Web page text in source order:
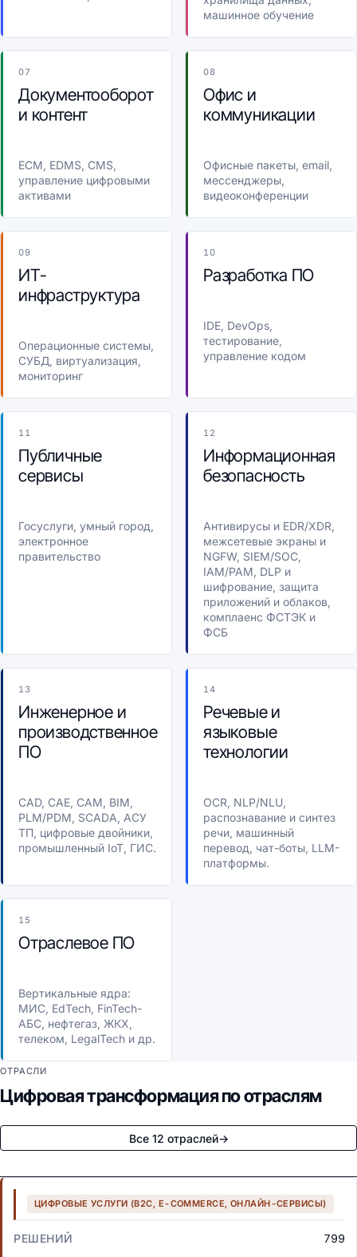
машинное обучение
07
Документооборот
и контент
ECM, EDMS, CMS,
управление цифровыми
активами
08
Офис и
коммуникации
Офисные пакеты, email,
мессенджеры,
видеоконференции
09
ИТ-
инфраструктура
Операционные системы,
СУБД, виртуализация,
мониторинг
10
Разработка ПО
IDE, DevOps,
тестирование,
управление кодом
11
Публичные
сервисы
Госуслуги, умный город,
электронное
правительство
12
Информационная
безопасность
Антивирусы и EDR/XDR,
межсетевые экраны и
NGFW, SIEM/SOC,
IAM/PAM, DLP и
шифрование, защита
приложений и облаков,
комплаенс ФСТЭК и
ФСБ
13
Инженерное и
производственное
ПО
CAD, CAE, CAM, BIM,
PLM/PDM, SCADA, АСУ
ТП, цифровые двойники,
промышленный IoT, ГИС.
14
Речевые и
языковые
технологии
OCR, NLP/NLU,
распознавание и синтез
речи, машинный
перевод, чат-боты, LLM-
платформы.
15
Отраслевое ПО
Вертикальные ядра:
МИС, EdTech, FinTech-
АБС, нефтегаз, ЖКХ,
телеком, LegalTech и др.
ОТРАСЛИ
Цифровая трансформация по отраслям
Все 12 отраслей→
ЦИФРОВЫЕ УСЛУГИ (B2C, E-COMMERCE, ОНЛАЙН-СЕРВИСЫ)
799